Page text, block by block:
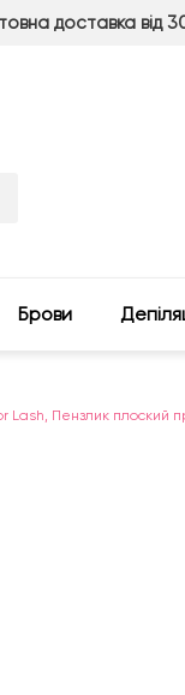
доставка від
Брови
Lash, Пензлик плоский